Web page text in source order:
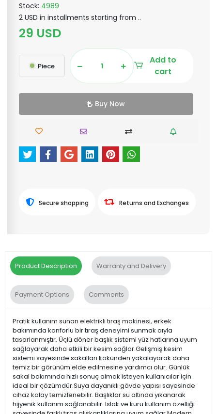
Stock: 4989
2 USD in installments starting from ..
29 USD
Piece
Add to
cart
Buy Now
Secure shopping Returns and Exchanges
Product Description Warranty and Delivery
Payment Options Comments
Pratik kullanım sunan elektrikli tıraş makinesi, erkek
bakımında konforlu bir tıraş deneyimi sunmak aıyla
tasarlanmıştır. Üçlü döner başlık sistemi yüz hatlarına uyum
sağlayarak daha etkili bir kesim sağlar.Gelişmiş kesim
sistemi sayesinde sakalları kökünden yakalayarak daha
temiz bir görünüm elde edilmesine yardımcı olur. Günlük
sakal bakımında hızlı sonuç almak isteyen kullanıcılar için
ideal bir çözümdür.Suya dayanıklı gövde yapısı sayesinde
cihaz kolay temizlenebilir. Başlıklar su altında yıkanarak
hijyenik kullanım sağlanabilir. Islak ve kuru kullanım özelliği